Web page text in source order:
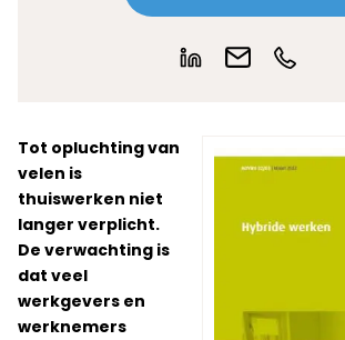
Tot opluchting van
velen is
thuiswerken niet
langer verplicht.
De verwachting is
dat veel
werkgevers en
werknemers